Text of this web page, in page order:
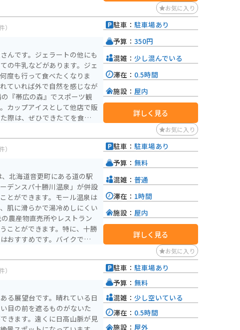
お気に入り
）
んです。ジェラートの他にも
の牛乳などがあります。ジェ
度も行って食べたくなりま
ていれば外で自然を感じなが
カップアイスとして他店で販
際は、ぜひできたてを食べて
駐車： 駐車場あり
予算： 350円
混雑： 少し混んでいる
滞在： 0.5時間
施設： 屋内
詳しく見る
お気に入り
）
北海道音更町にある道の駅
デンスパ十勝川温泉」が併設
とができます。モール温泉は
肌に滑らかで湯冷めしにくい
ことができます。特に、十勝
おすすめです。バイクで訪れ
楽しむことができます。ま
然別湖やナイタイ高原牧場な
しています。
駐車： 駐車場あり
予算： 無料
混雑： 普通
滞在： 1時間
施設： 屋内
詳しく見る
お気に入り
）
る展望台です。晴れている日
目の前を遮るものがないた
きます。遠くに日高山脈が見
駐車： 駐車場あり
予算： 無料
混雑： 少し空いている
滞在： 0.5時間
施設： 屋外